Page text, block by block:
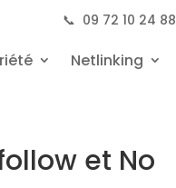
📞 09 72 10 24 88
Netlinking
et No